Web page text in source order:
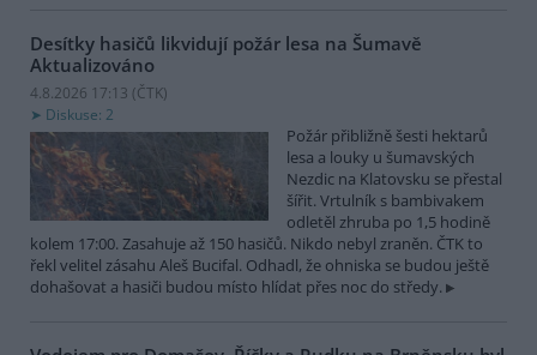
Desítky hasičů likvidují požár lesa na Šumavě
Aktualizováno
4.8.2026 17:13 (ČTK)
Diskuse: 2
Požár přibližně šesti hektarů
lesa a louky u šumavských
Nezdic na Klatovsku se přestal
šířit. Vrtulník s bambivakem
odletěl zhruba po 1,5 hodině
kolem 17:00. Zasahuje až 150 hasičů. Nikdo nebyl zraněn. ČTK to
řekl velitel zásahu Aleš Bucifal. Odhadl, že ohniska se budou ještě
dohašovat a hasiči budou místo hlídat přes noc do středy.